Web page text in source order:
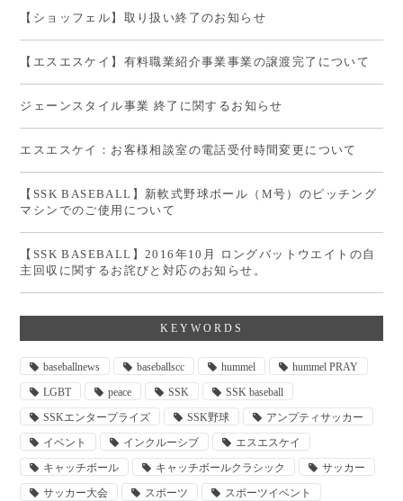
【ショッフェル】取り扱い終了のお知らせ
【エスエスケイ】有料職業紹介事業事業の譲渡完了について
ジェーンスタイル事業 終了に関するお知らせ
エスエスケイ：お客様相談室の電話受付時間変更について
【SSK BASEBALL】新軟式野球ボール（M号）のピッチング
マシンでのご使用について
【SSK BASEBALL】2016年10月 ロングバットウエイトの自
主回収に関するお詫びと対応のお知らせ。
KEYWORDS
baseballnews baseballscc hummel
hummel PRAY
LGBT
peace SSK
SSK baseball
SSKエンタープライズ
SSK野球
アンプティサッカー
イベント
インクルーシブ
エスエスケイ
キャッチボール
キャッチボールクラシック
サッカー
サッカー大会
スポーツ
スポーツイベント